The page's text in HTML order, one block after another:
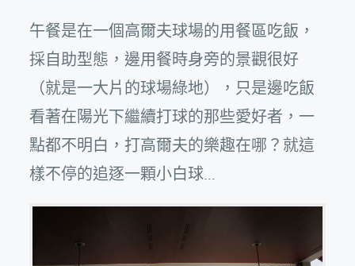
午餐是在一個高爾夫球場的用餐區吃飯，
採自助型態，邊用餐時身旁的景觀很好
（就是一大片的球場綠地），只是邊吃飯
看著在陽光下繼續打球的那些愛好者，一
點都不明白，打高爾夫的樂趣在哪？就這
樣不停的追逐一顆小白球…